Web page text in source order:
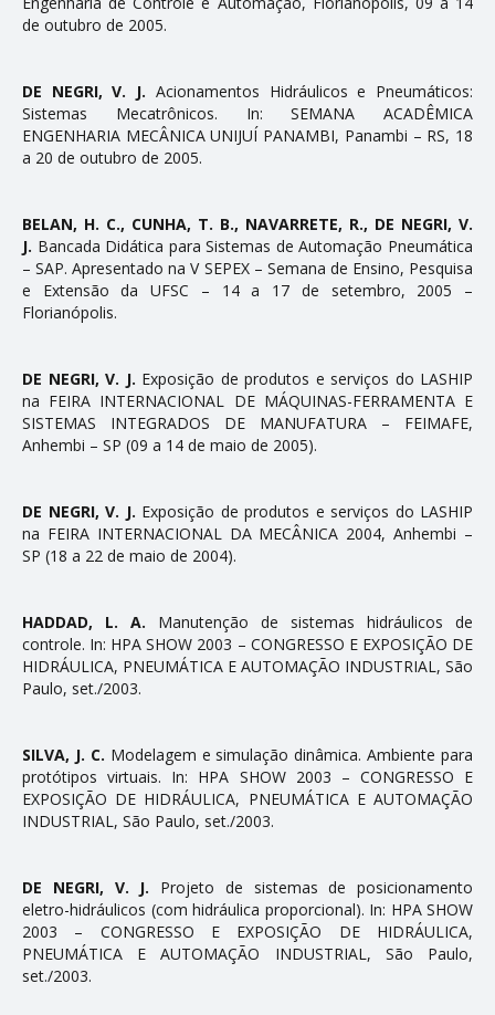
de outubro de 2005.
DE NEGRI, V. J. Acionamentos Hidráulicos e Pneumáticos:
Sistemas Mecatrônicos. In: SEMANA ACADÊMICA
ENGENHARIA MECÂNICA UNIJUÍ PANAMBI, Panambi – RS, 18
a 20 de outubro de 2005.
BELAN, H. C., CUNHA, T. B., NAVARRETE, R., DE NEGRI, V.
J. Bancada Didática para Sistemas de Automação Pneumática
– SAP. Apresentado na V SEPEX – Semana de Ensino, Pesquisa
e Extensão da UFSC – 14 a 17 de setembro, 2005 –
Florianópolis.
DE NEGRI, V. J. Exposição de produtos e serviços do LASHIP
na FEIRA INTERNACIONAL DE MÁQUINAS-FERRAMENTA E
SISTEMAS INTEGRADOS DE MANUFATURA – FEIMAFE,
Anhembi – SP (09 a 14 de maio de 2005).
DE NEGRI, V. J. Exposição de produtos e serviços do LASHIP
na FEIRA INTERNACIONAL DA MECÂNICA 2004, Anhembi –
SP (18 a 22 de maio de 2004).
HADDAD, L. A.
Manutenção de sistemas hidráulicos de
controle. In: HPA SHOW 2003 – CONGRESSO E EXPOSIÇÃO DE
HIDRÁULICA, PNEUMÁTICA E AUTOMAÇÃO INDUSTRIAL, São
Paulo, set./2003.
SILVA, J. C. Modelagem e simulação dinâmica. Ambiente para
protótipos virtuais. In: HPA SHOW 2003 – CONGRESSO E
EXPOSIÇÃO DE HIDRÁULICA, PNEUMÁTICA E AUTOMAÇÃO
INDUSTRIAL, São Paulo, set./2003.
DE NEGRI, V. J.
Projeto de sistemas de posicionamento
eletro-hidráulicos (com hidráulica proporcional). In: HPA SHOW
2003 – CONGRESSO E EXPOSIÇÃO DE HIDRÁULICA,
PNEUMÁTICA E AUTOMAÇÃO INDUSTRIAL, São Paulo,
set./2003.